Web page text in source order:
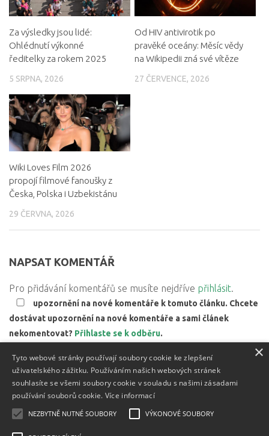
Za výsledky jsou lidé:
Ohlédnutí výkonné
ředitelky za rokem 2025
5 SRPNA, 2026
Od HIV antivirotik po
pravěké oceány: Měsíc vědy
na Wikipedii zná své vítěze
27 ČERVENCE, 2026
Wiki Loves Film 2026
propojí filmové fanoušky z
Česka, Polska i Uzbekistánu
29 ČERVNA, 2026
NAPSAT KOMENTÁŘ
Pro přidávání komentářů se musíte nejdříve přihlásit.
upozornění na nové komentáře k tomuto článku. Chcete
dostávat upozornění na nové komentáře a sami článek
nekomentovat? Přihlaste se k odběru.
Zjistěte,
jak jsou zpracovávány údaje z komentářů.
Textový obsah je zveřejněn pod licencíCreative Commons BY
×
Tyto webové stránky používají soubory cookie ke zlepšení
uživatelského zážitku. Používáním našich webových stránek
souhlasíte se všemi soubory cookie v souladu s našimi zásadami
používání souborů cookie. Více informací
NEZBYTNĚ NUTNÉ SOUBORY VÝKONOVÉ SOUBORY